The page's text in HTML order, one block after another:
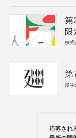
第
限
株式
第
漢字
応募され